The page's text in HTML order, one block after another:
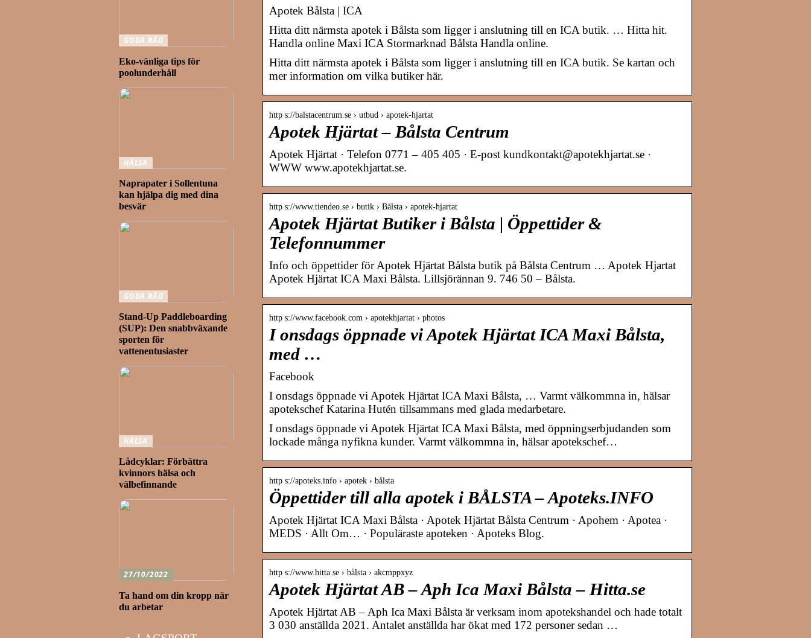
Apotek Bålsta | ICA
Hitta ditt närmsta apotek i Bålsta som ligger i anslutning till en ICA butik. … Hitta hit.
Handla online Maxi ICA Stormarknad Bålsta Handla online.
Hitta ditt närmsta apotek i Bålsta som ligger i anslutning till en ICA butik. Se kartan och
mer information om vilka butiker här.
http s://balstacentrum.se › utbud › apotek-hjartat
Apotek Hjärtat – Bålsta Centrum
Apotek Hjärtat · Telefon 0771 – 405 405 · E-post kundkontakt@apotekhjartat.se ·
WWW www.apotekhjartat.se.
http s://www.tiendeo.se › butik › Bålsta › apotek-hjartat
Apotek Hjärtat Butiker i Bålsta | Öppettider &
Telefonnummer
Info och öppettider för Apotek Hjärtat Bålsta butik på Bålsta Centrum … Apotek Hjartat
Apotek Hjärtat ICA Maxi Bålsta. Lillsjörännan 9. 746 50 – Bålsta.
http s://www.facebook.com › apotekhjartat › photos
I onsdags öppnade vi Apotek Hjärtat ICA Maxi Bålsta,
med …
Facebook
I onsdags öppnade vi Apotek Hjärtat ICA Maxi Bålsta, … Varmt välkommna in, hälsar
apotekschef Katarina Hutén tillsammans med glada medarbetare.
I onsdags öppnade vi Apotek Hjärtat ICA Maxi Bålsta, med öppningserbjudanden som
lockade många nyfikna kunder. Varmt välkommna in, hälsar apotekschef…
http s://apoteks.info › apotek › bålsta
Öppettider till alla apotek i BÅLSTA – Apoteks.INFO
Apotek Hjärtat ICA Maxi Bålsta · Apotek Hjärtat Bålsta Centrum · Apohem · Apotea ·
MEDS · Allt Om… · Populäraste apoteken · Apoteks Blog.
http s://www.hitta.se › bålsta › akcmppxyz
Apotek Hjärtat AB – Aph Ica Maxi Bålsta – Hitta.se
Apotek Hjärtat AB – Aph Ica Maxi Bålsta är verksam inom apotekshandel och hade totalt
3 030 anställda 2021. Antalet anställda har ökat med 172 personer sedan …
GODA RÅD
Eko-vänliga tips för
poolunderhåll
HÄLSA
Naprapater i Sollentuna
kan hjälpa dig med dina
besvär
GODA RÅD
Stand-Up Paddleboarding
(SUP): Den snabbväxande
sporten för
vattenentusiaster
HÄLSA
Lådcyklar: Förbättra
kvinnors hälsa och
välbefinnande
27/10/2022
Ta hand om din kropp när
du arbetar